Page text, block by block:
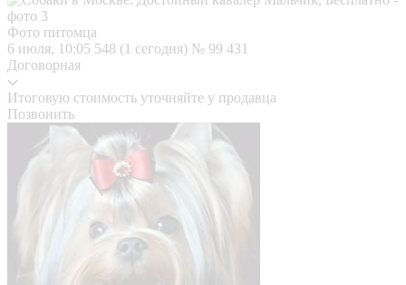
Фото питомца
6 июля, 10:05 548 (1 сегодня) № 99 431
Договорная
Итоговую стоимость уточняйте у продавца
Позвонить